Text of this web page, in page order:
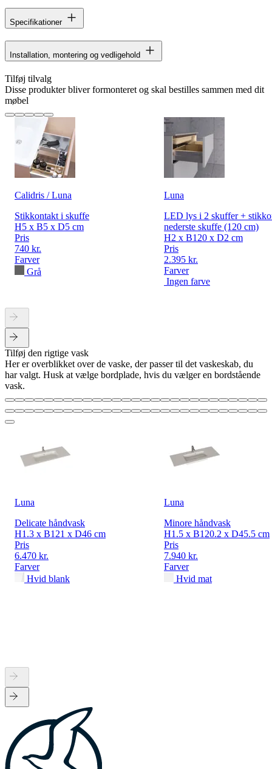
Specifikationer
Installation, montering og vedligehold
Tilføj tilvalg
Disse produkter bliver formonteret og skal bestilles sammen med dit
møbel
Calidris / Luna
Stikkontakt i skuffe
H5 x B5 x D5 cm
Pris
740 kr.
Farver
Grå
Luna
LED lys i 2 skuffer +
nederste skuffe (120 cm)
H2 x B120 x D2 cm
Pris
2.395 kr.
Farver
Ingen farve
Tilføj den rigtige vask
Her er overblikket over de vaske, der passer til det vaskeskab, du
har valgt. Husk at vælge bordplade, hvis du vælger en bordstående
vask.
Luna
Delicate håndvask
H1.3 x B121 x D46 cm
Pris
6.470 kr.
Farver
Hvid blank
Luna
Minore håndvask
H1.5 x B120.2 x D45.5 cm
Pris
7.940 kr.
Farver
Hvid mat